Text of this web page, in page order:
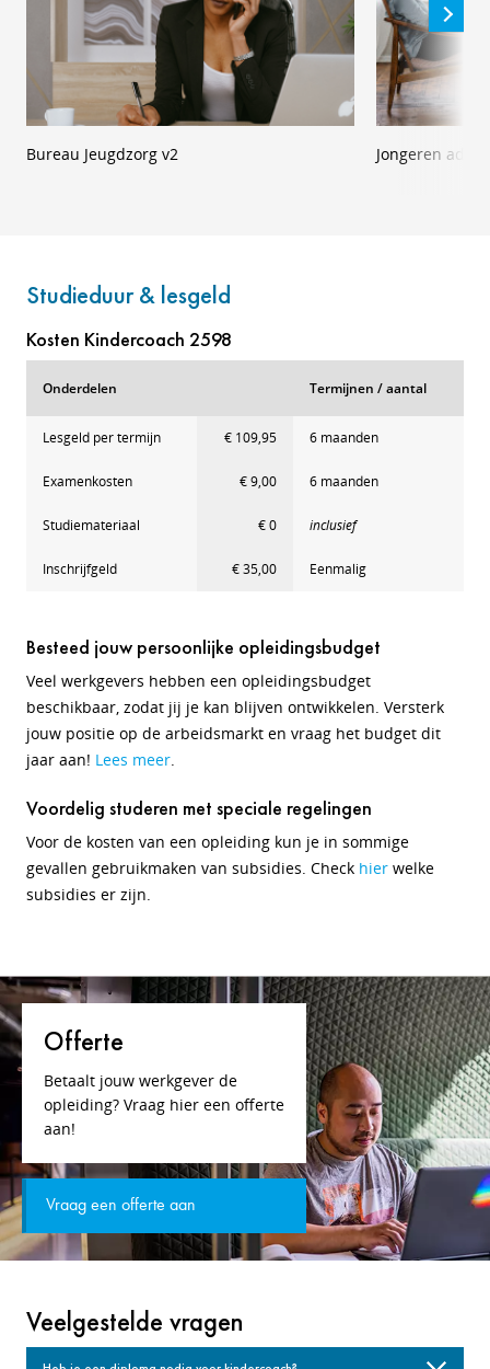
Bureau Jeugdzorg v2 Jongeren
Studieduur & lesgeld
Kosten Kindercoach 2598
Onderdelen Termijnen / aantal
Lesgeld per termijn € 109,95 6 maanden
Examenkosten € 9,00 6 maanden
Studiemateriaal € 0 inclusief
Inschrijfgeld € 35,00 Eenmalig
Besteed jouw persoonlijke opleidingsbudget
Veel werkgevers hebben een opleidingsbudget
beschikbaar, zodat jij je kan blijven ontwikkelen. Versterk
jouw positie op de arbeidsmarkt en vraag het budget dit
jaar aan! Lees meer.
Voordelig studeren met speciale regelingen
Voor de kosten van een opleiding kun je in sommige
gevallen gebruikmaken van subsidies. Check hier welke
subsidies er zijn.
Offerte
Betaalt jouw werkgever de
opleiding? Vraag hier een offerte
aan!
Vraag een offerte aan
Veelgestelde vragen